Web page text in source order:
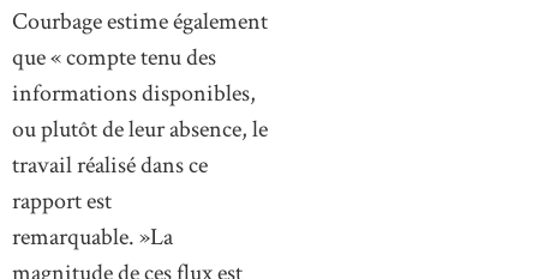
Courbage estime également
que « compte tenu des
informations disponibles,
ou plutôt de leur absence, le
travail réalisé dans ce
rapport est
remarquable. »La
magnitude de ces flux est